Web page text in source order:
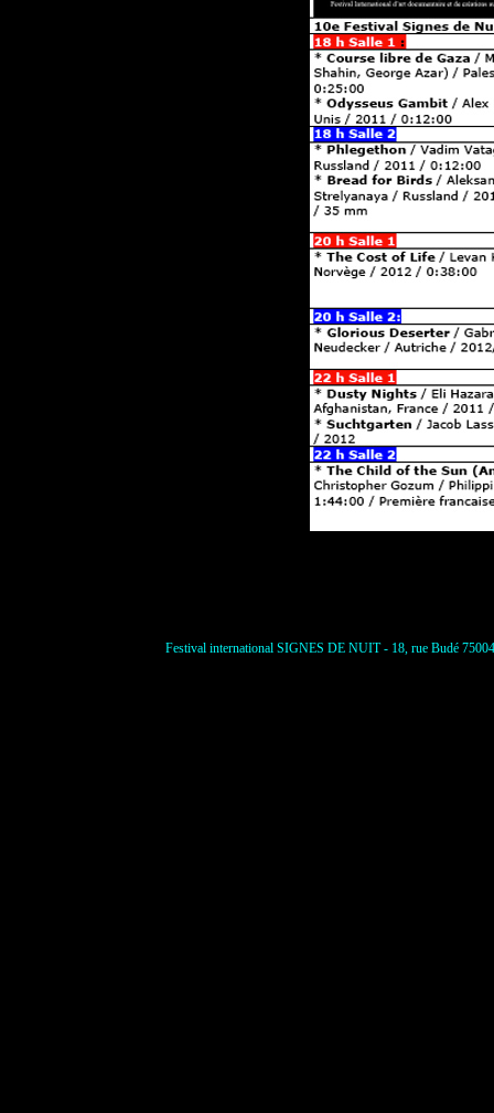
Festival international SIGNES DE NUIT - 18, rue Budé